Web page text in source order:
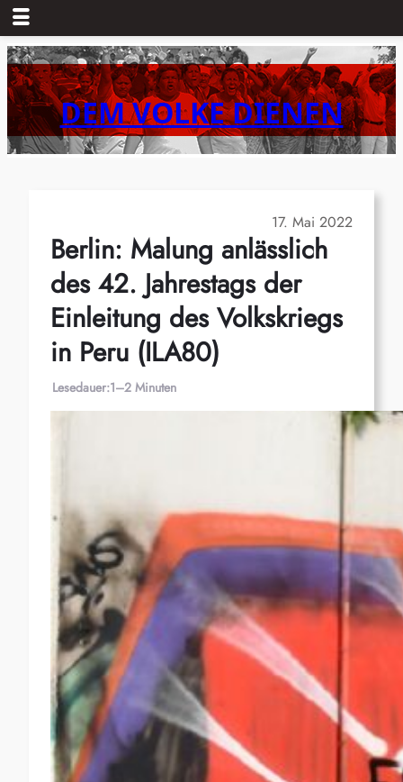
Zum
Inhalt
springenDEM VOLKE DIENEN
17. Mai 2022
Berlin: Malung anlässlich
des 42. Jahrestags der
Einleitung des Volkskriegs
in Peru (ILA80)
Lesedauer:1–2 Minuten